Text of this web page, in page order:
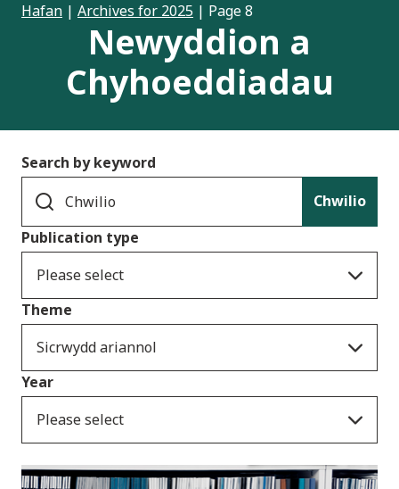
Hafan | Archives for 2025 | Page 8
Newyddion a
Chyhoeddiadau
Search by keyword
Chwilio
Publication type
Please select
Theme
Sicrwydd ariannol
Year
Please select